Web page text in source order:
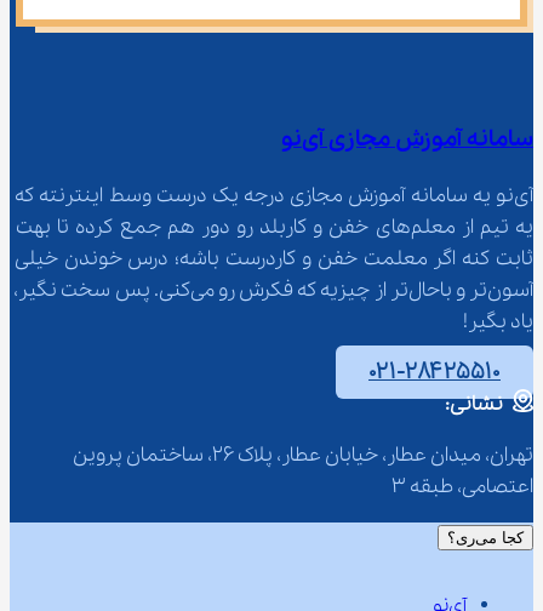
سامانه آموزش مجازی آی‌نو
آی‌نو یه سامانه آموزش مجازی درجه یک درست وسط اینترنته که
یه تیم از معلم‌‌های خفن و کاربلد رو دور هم جمع کرده تا بهت
ثابت کنه اگر معلمت خفن و کاردرست باشه؛ درس خوندن خیلی
آسون‌تر و باحال‌تر از چیزیه که فکرش رو می‌کنی. پس سخت نگیر،
یاد بگیر!
۰۲۱-۲۸۴۲۵۵۱۰
نشانی:
تهران، میدان عطار، خیابان عطار، پلاک 26، ساختمان پروین
اعتصامی، طبقه 3
کجا می‌ری؟